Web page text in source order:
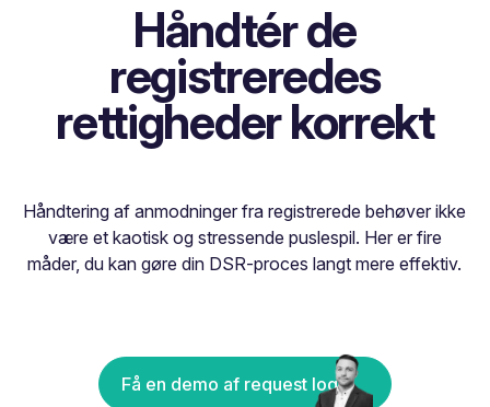
Håndtér de
registreredes
rettigheder korrekt
Håndtering af anmodninger fra registrerede behøver ikke
være et kaotisk og stressende puslespil. Her er fire
måder, du kan gøre din DSR-proces langt mere effektiv.
Få en demo af request log